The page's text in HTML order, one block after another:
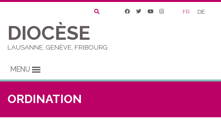
FR DE
DIOCÈSE
LAUSANNE, GENÈVE, FRIBOURG
MENU
ORDINATION